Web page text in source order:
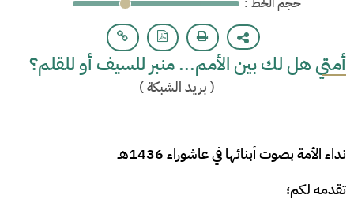
أمتي هل لك بين الأمم... منبر للسيف أو للقلم؟
( بريد الشبكة)
نداء الأمة بصوت أبنائها في عاشوراء 1436هـ
تقدمه لكم؛